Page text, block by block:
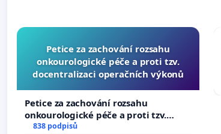
Petice za zachování rozsahu
onkourologické péče a proti tzv.
docentralizaci operačních výkonů
Petice za zachování rozsahu
onkourologické péče a proti tzv.
docentralizaci operačních výkonů
838 podpisů